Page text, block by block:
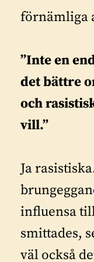
förnämliga
”Inte en
det bättre
och
vill.”
Ja
influensa
smittades,
väl också